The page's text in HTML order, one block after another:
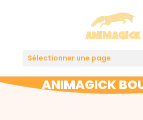
Sélectionner une page
ANIMAGICK